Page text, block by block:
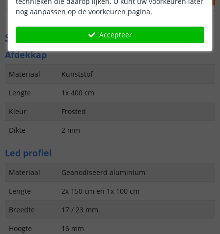
Specificaties
Afdekkap
Materiaal
Kunststof
Lengte
1x 400 cm
Kleur
Frosted
Dikte
2 mm
Led profiel
Materiaal
Geanodiseerd aluminium
Lengte
2x 150 cm en 1x 100 cm
Breedte
17 / 23 mm
Hoogte
16 mm
nog aanpassen op de voorkeuren pagina.
Accepteer